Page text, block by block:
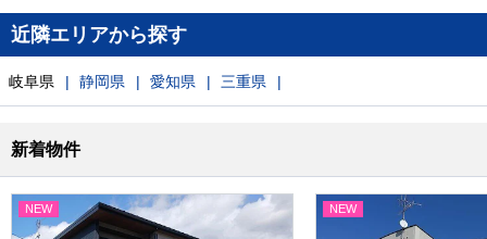
近隣エリアから探す
岐阜県 静岡県 愛知県 三重県
新着物件
NEW NEW